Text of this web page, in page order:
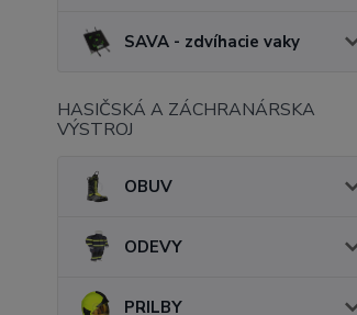
SAVA - zdvíhacie vaky
HASIČSKÁ A ZÁCHRANÁRSKA
VÝSTROJ
OBUV
ODEVY
PRILBY